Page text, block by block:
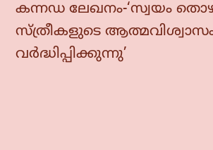
കന്നഡ ലേഖനം-‘സ്വയം
സ്ത്രീകളുടെ
വർദ്ധിപ്പിക്കുന്നു’